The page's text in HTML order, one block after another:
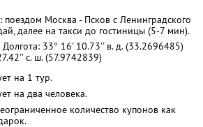
Москва - Псков с Ленинградского
далее на такси до гостиницы (5-7 мин).
33° 16' 10.73'' в. д. (33.2696485)
с. ш. (57.9742839)
на 1 тур.
на два человека.
количество купонов как